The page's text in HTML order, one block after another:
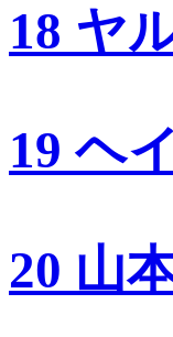
18 ヤ
19 ヘ
20 山